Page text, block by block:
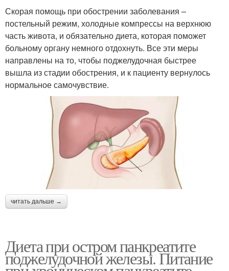
Скорая помощь при обострении заболевания –
постельный режим, холодные компрессы на верхнюю
часть живота, и обязательно диета, которая поможет
больному органу немного отдохнуть. Все эти меры
направлены на то, чтобы поджелудочная быстрее
вышла из стадии обострения, и к пациенту вернулось
нормальное самочувствие.
читать дальше →
Диета при остром панкреатите
поджелудочной железы. Питание